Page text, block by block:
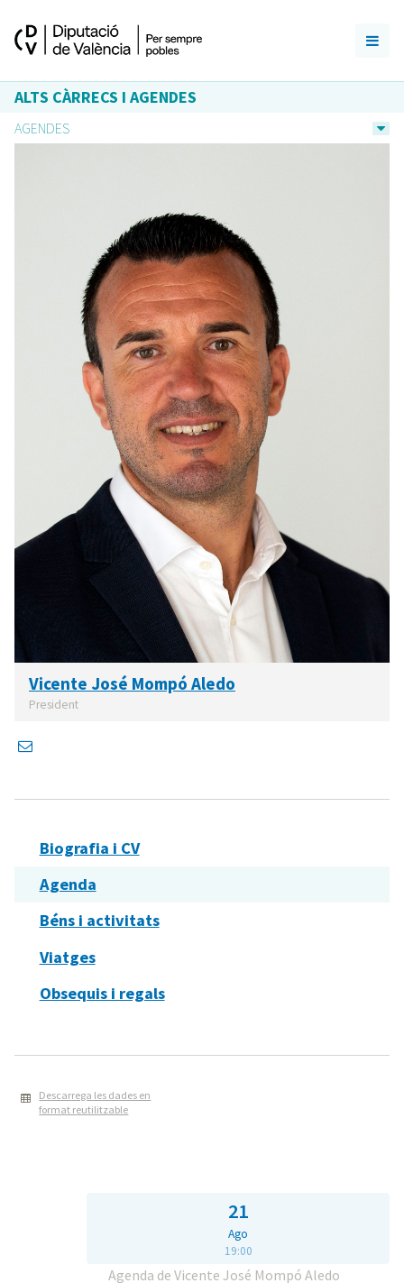
ALTS CÀRRECS I AGENDES
AGENDES
Vicente José Mompó Aledo
President
Biografia i CV
Agenda
Béns i activitats
Viatges
Obsequis i regals
Descarrega les dades en
format reutilitzable
21
Ago
19:00
Agenda de Vicente José Mompó Aledo